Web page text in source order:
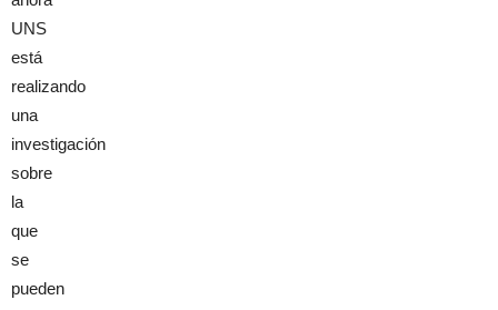
UNS
está
realizando
una
investigación
sobre
la
que
se
pueden